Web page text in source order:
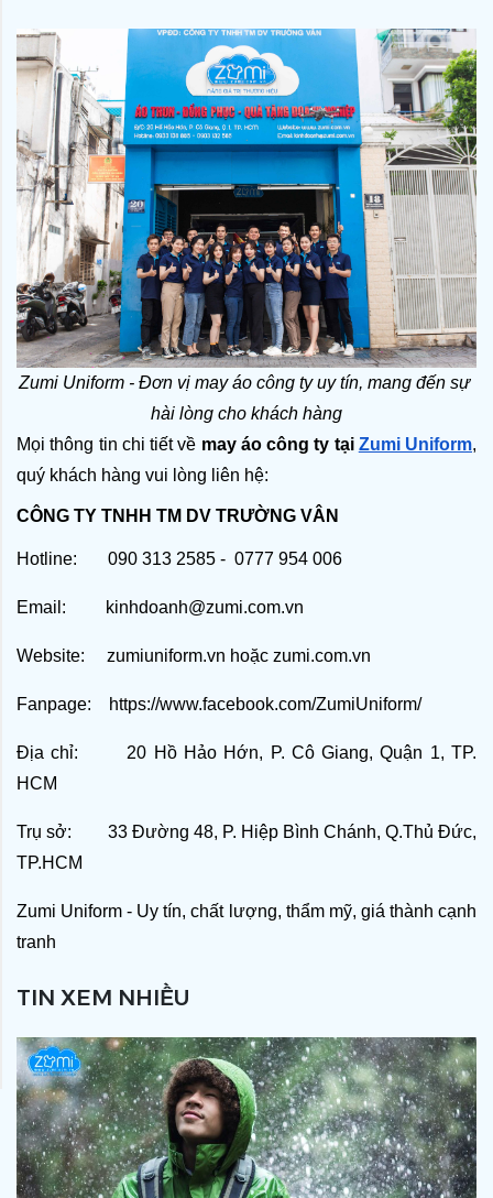
TIN XEM NHIỀU
Zumi Uniform - Đơn vị may áo công ty uy tín, mang đến sự
hài lòng cho khách hàng
Mọi thông tin chi tiết về may áo công ty tại Zumi Uniform,
quý khách hàng vui lòng liên hệ:
CÔNG TY TNHH TM DV TRƯỜNG VÂN
Hotline: 090 313 2585 - 0777 954 006
Email: kinhdoanh@zumi.com.vn
Website: zumiuniform.vn hoặc zumi.com.vn
Fanpage: https://www.facebook.com/ZumiUniform/
Địa chỉ: 20 Hồ Hảo Hớn, P. Cô Giang, Quận 1, TP.
HCM
Trụ sở: 33 Đường 48, P. Hiệp Bình Chánh, Q.Thủ Đức,
TP.HCM
Zumi Uniform - Uy tín, chất lượng, thẩm mỹ, giá thành cạnh
tranh